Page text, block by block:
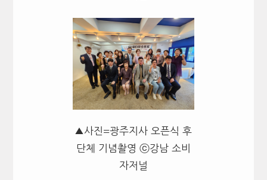
▲사진=광주지사 오픈식 후
단체 기념촬영 ⓒ강남 소비
자저널